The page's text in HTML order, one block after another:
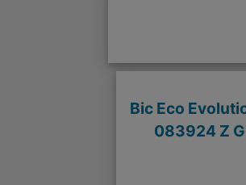
Bic Eco
083924 Z